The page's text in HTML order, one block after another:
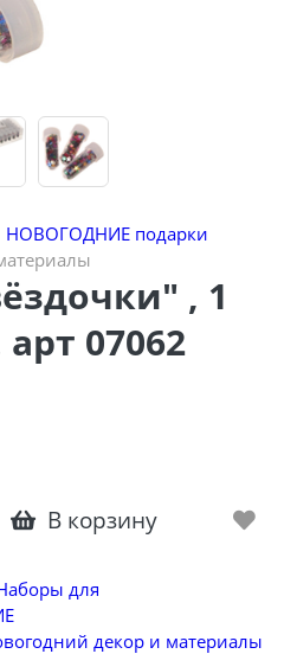
НОВОГОДНИЕ подарки
, 1
07062
В корзину
для
декор и материалы